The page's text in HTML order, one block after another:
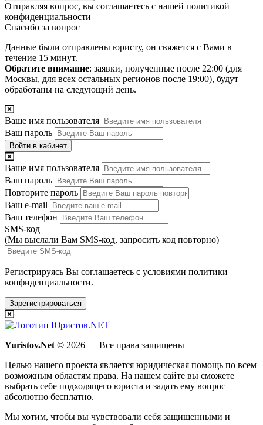
Отправляя вопрос, вы соглашаетесь с нашей политикой
конфиденциальности
Спасибо за вопрос
Данные были отправлены юристу, он свяжется с Вами в
течение 15 минут.
Обратите внимание: заявки, полученные после 22:00 (для
Москвы, для всех остальных регионов после 19:00), будут
обработаны на следующий день.
Ваше имя пользователя
Ваш пароль
Войти в кабинет
Ваше имя пользователя
Ваш пароль
Повторите пароль
Ваш e-mail
Ваш телефон
SMS-код
(Мы выслали Вам SMS-код, запросить код повторно)
Регистрируясь Вы соглашаетесь с условиями политики
конфиденциальности.
Зарегистрироваться
Yuristov.Net © 2026 — Все права защищены
Целью нашего проекта является юридическая помощь по всем
возможным областям права. На нашем сайте вы сможете
выбрать себе подходящего юриста и задать ему вопрос
абсолютно бесплатно.
Мы хотим, чтобы вы чувствовали себя защищенными и